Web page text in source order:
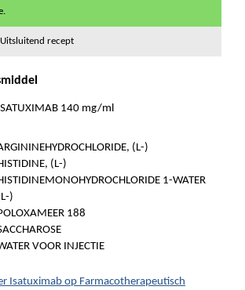
recept
140 mg/ml
(L-)
(L-)
1-WATER
)
188
VOOR INJECTIE
Isatuximab op Farmacotherapeutisch